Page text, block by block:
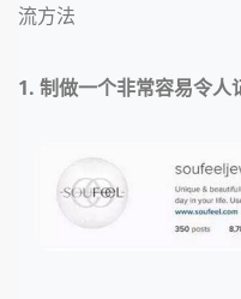
流方法
1. 制做一个非常容易令